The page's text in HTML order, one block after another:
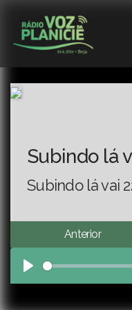
Subindo lá
Subindo lá vai
Anterior
Play